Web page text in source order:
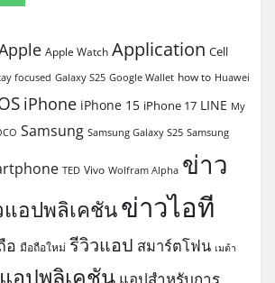
Apple Watch Application Cell
focused Galaxy S25 Google Wallet how to Huawei
iPhone iPhone 15 iPhone 17 LINE My
Samsung Samsung Galaxy S25 Samsung
TED Vivo Wolfram Alpha ข่าว
แอปพลิเคชันข่าวไอที
อ มือถือใหม่ รีวิวแอป สมาร์ตโฟน เมต้า
แอปพลิเคชัน